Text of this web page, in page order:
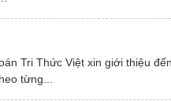
Tri Thức Việt xin giới thiệu
từng...